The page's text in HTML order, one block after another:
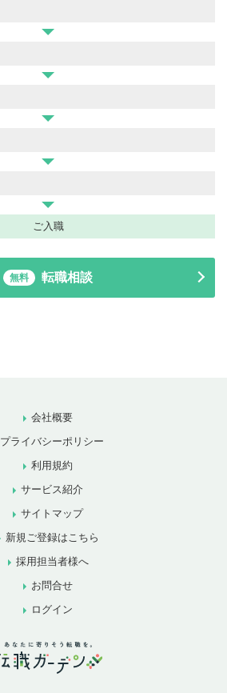
ご入職
無料 転職相談
会社概要
プライバシーポリシー
利用規約
サービス紹介
サイトマップ
新規ご登録はこちら
採用担当者様へ
お問合せ
ログイン